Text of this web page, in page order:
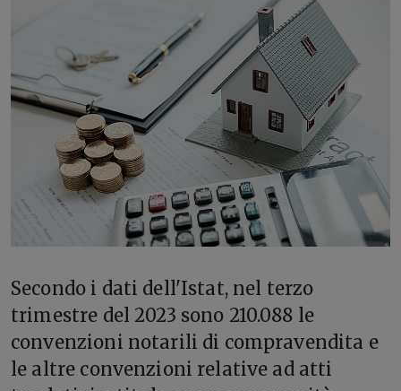
Secondo i dati dell'Istat, nel terzo
trimestre del 2023 sono 210.088 le
convenzioni notarili di compravendita e
le altre convenzioni relative ad atti